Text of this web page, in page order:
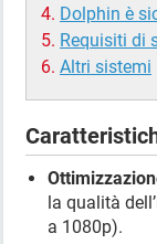
Dolphin è
Requisiti di
Altri sistemi
la qualità
a 1080p).